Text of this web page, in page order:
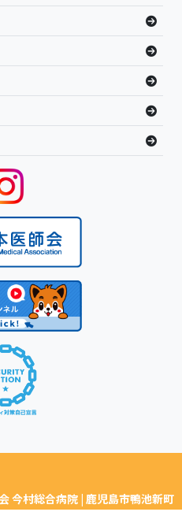
今村総合病院 | 鹿児島市鴨池新町
Reserved.